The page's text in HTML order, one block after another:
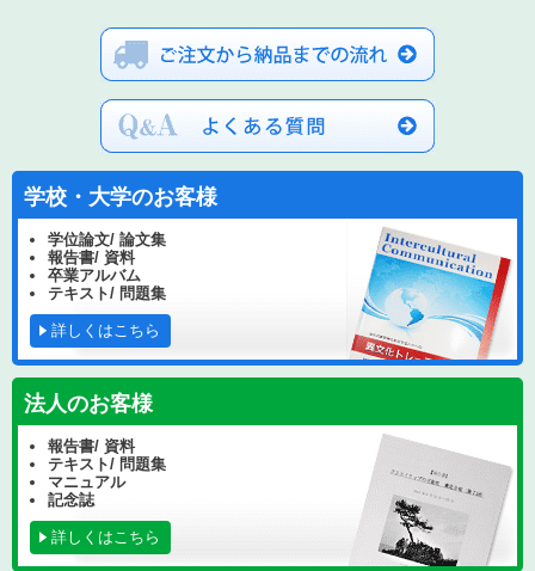
学校・大学のお客様
学位論文/ 論文集
報告書/ 資料
卒業アルバム
テキスト/ 問題集
詳しくはこちら
法人のお客様
報告書/ 資料
テキスト/ 問題集
マニュアル
記念誌
詳しくはこちら